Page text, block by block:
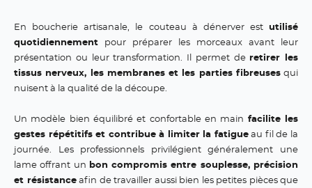
En boucherie artisanale, le couteau à dénerver est utilisé
quotidiennement pour préparer les morceaux avant leur
présentation ou leur transformation. Il permet de retirer les
tissus nerveux, les membranes et les parties fibreusesqui
nuisent à la qualité de la découpe.
Un modèle bien équilibré et confortable en main facilite les
gestes répétitifs et contribue à limiter la fatigueau fil de la
journée. Les professionnels privilégient généralement une
lame offrant un bon compromis entre souplesse, précision
et résistanceafin de travailler aussi bien les petites pièces que